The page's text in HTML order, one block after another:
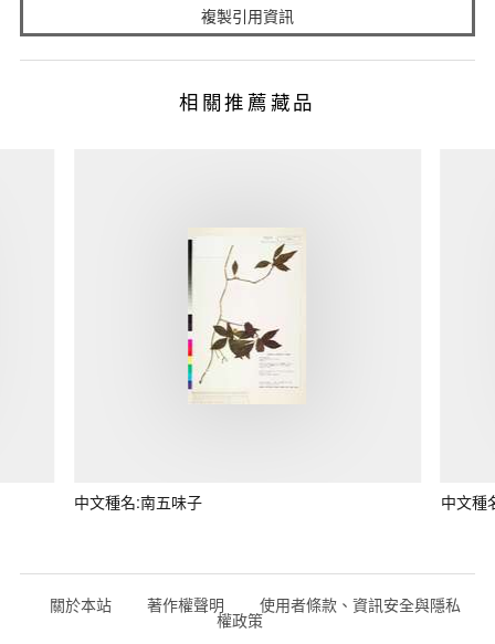
複製引用資訊
相關推薦藏品
中文種名:南五味子 中文種
關於本站 著作權聲明 使用者條款、資訊安全與隱私
權政策